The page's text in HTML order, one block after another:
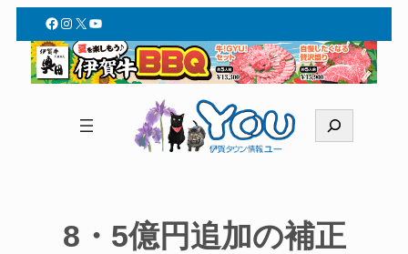
Facebook
Instagram
X YouTube
索
8・5億円追加の補正